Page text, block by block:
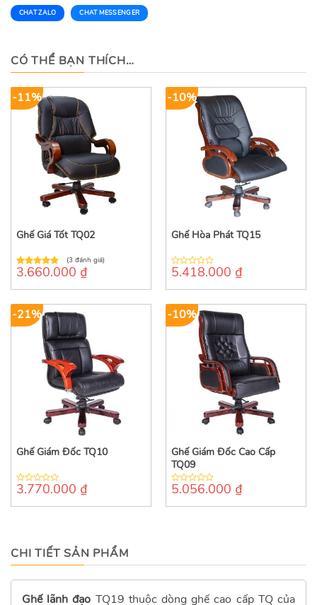
CHAT ZALO CHAT MESSENGER
CÓ THỂ BẠN THÍCH…
-11%
Ghế Giá Tốt TQ02
5.00out of
(3 đánh giá)
3.660.000 ₫
-10%
Ghế Hòa Phát TQ15
0
of
5.418.000 ₫
-21%
Ghế Giám Đốc TQ10
0
of
3.770.000 ₫
-10%
Ghế Giám Đốc Cao Cấp
TQ09
0
of
5.056.000 ₫
CHI TIẾT SẢN PHẨM
Ghế lãnh đạo TQ19 thuộc dòng ghế cao cấp TQ của